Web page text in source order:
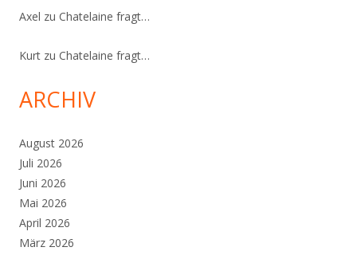
Axel zu Chatelaine fragt…
Kurt zu Chatelaine fragt…
ARCHIV
August 2026
Juli 2026
Juni 2026
Mai 2026
April 2026
März 2026